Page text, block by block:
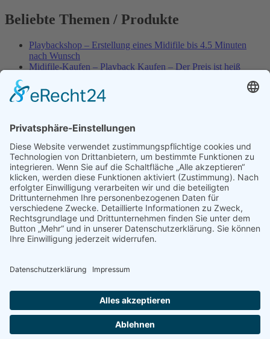
Beliebte Themen / Produkte
Playbackshop – Erstellung eines Midifile bis 4.5 Minuten
nach Wunsch
Midifile-Kaufen – Playback Kaufen – Der Preis ist heiß
Best of Karaoke – Roy Black – Playbacks – Absolute Rarität
World-of-Karaoke – Midifiles kaufen – Ich baue Dein
Playbackshop – Erstellung eines Wunschmidifile bis 3.5
Minuten
10 Spanische All-TIME Sommerhits als Karaoke-Playbacks –
Absolute Klassiker
Dein AKTUELLER Warenkorb
Playbackshop – Erstellung eines Wunschmidifile bis 3.0
Minuten
Versandkosten
Widerruf
Shop-AGB
Umwelt
Impressum
© 2026Karaoke-Helden Playbackshop - Playbacks - Karaoke
-WordPress Theme
X